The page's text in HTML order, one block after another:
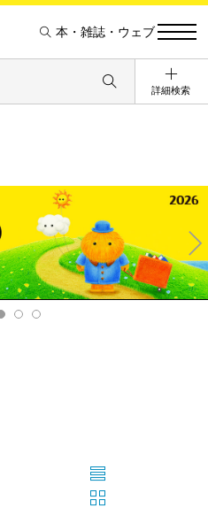
本・雑誌・ウェブ
詳細検索
Ne
xt